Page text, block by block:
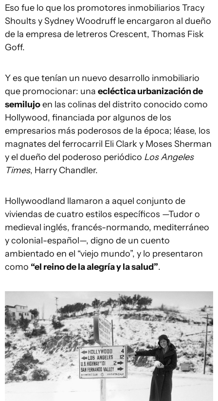
Eso fue lo que los promotores inmobiliarios Tracy
Shoults y Sydney Woodruff le encargaron al dueño
de la empresa de letreros Crescent, Thomas Fisk
Goff.
Y es que tenían un nuevo desarrollo inmobiliario
que promocionar: una ecléctica urbanización de
semilujoen las colinas del distrito conocido como
Hollywood, financiada por algunos de los
empresarios más poderosos de la época; léase, los
magnates del ferrocarril Eli Clark y Moses Sherman
y el dueño del poderoso periódico Los Angeles
Times, Harry Chandler.
Hollywoodland llamaron a aquel conjunto de
viviendas de cuatro estilos específicos —Tudor o
medieval inglés, francés-normando, mediterráneo
y colonial-español—, digno de un cuento
ambientado en el “viejo mundo”, y lo presentaron
como “el reino de la alegría y la salud”.